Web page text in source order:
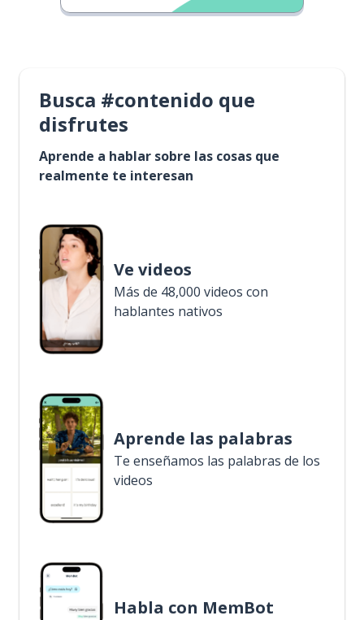
Busca #contenido que
disfrutes
Aprende a hablar sobre las cosas que
realmente te interesan
Ve videos
Más de 48,000 videos con
hablantes nativos
Aprende las palabras
Te enseñamos las palabras de los
videos
Habla con MemBot